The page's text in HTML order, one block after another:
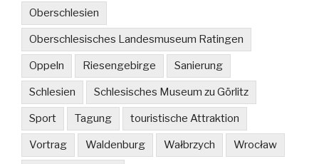
Oberschlesien
Oberschlesisches Landesmuseum Ratingen
Oppeln Riesengebirge Sanierung
Schlesien Schlesisches Museum zu Görlitz
Sport Tagung touristische Attraktion
Vortrag Waldenburg Wałbrzych Wrocław